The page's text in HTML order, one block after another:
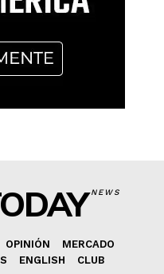
NEWS
OPINIÓN
MERCADO
ENGLISH CLUB